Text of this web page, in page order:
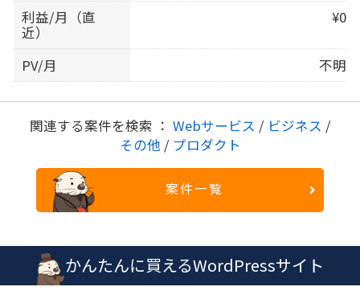
利益/月（直
近）
¥0
PV/月 不明
関連する案件を検索 ： Webサービス / ビジネス /
その他 / プロダクト
案件一覧
かんたんに買えるWordPressサイト